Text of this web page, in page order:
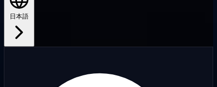
日本語